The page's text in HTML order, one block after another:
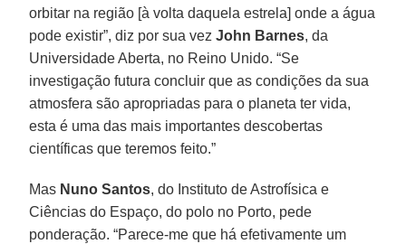
orbitar na região [à volta daquela estrela] onde a água
pode existir”, diz por sua vezJohn Barnes, da
Universidade Aberta, no Reino Unido. “Se
investigação futura concluir que as condições da sua
atmosfera são apropriadas para o planeta ter vida,
esta é uma das mais importantes descobertas
científicas que teremos feito.”
Mas Nuno Santos, do Instituto de Astrofísica e
Ciências do Espaço, do polo no Porto, pede
ponderação. “Parece-me que há efetivamente um